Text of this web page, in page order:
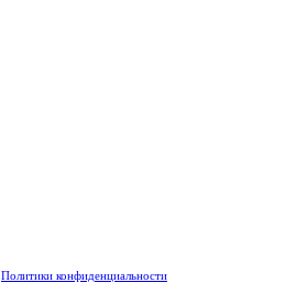
Политики конфиденциальности